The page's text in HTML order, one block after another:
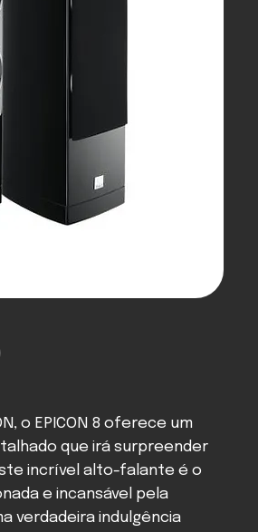
o EPICON 8 oferece um
que irá surpreender
incrível alto-falante é o
e incansável pela
verdadeira indulgência